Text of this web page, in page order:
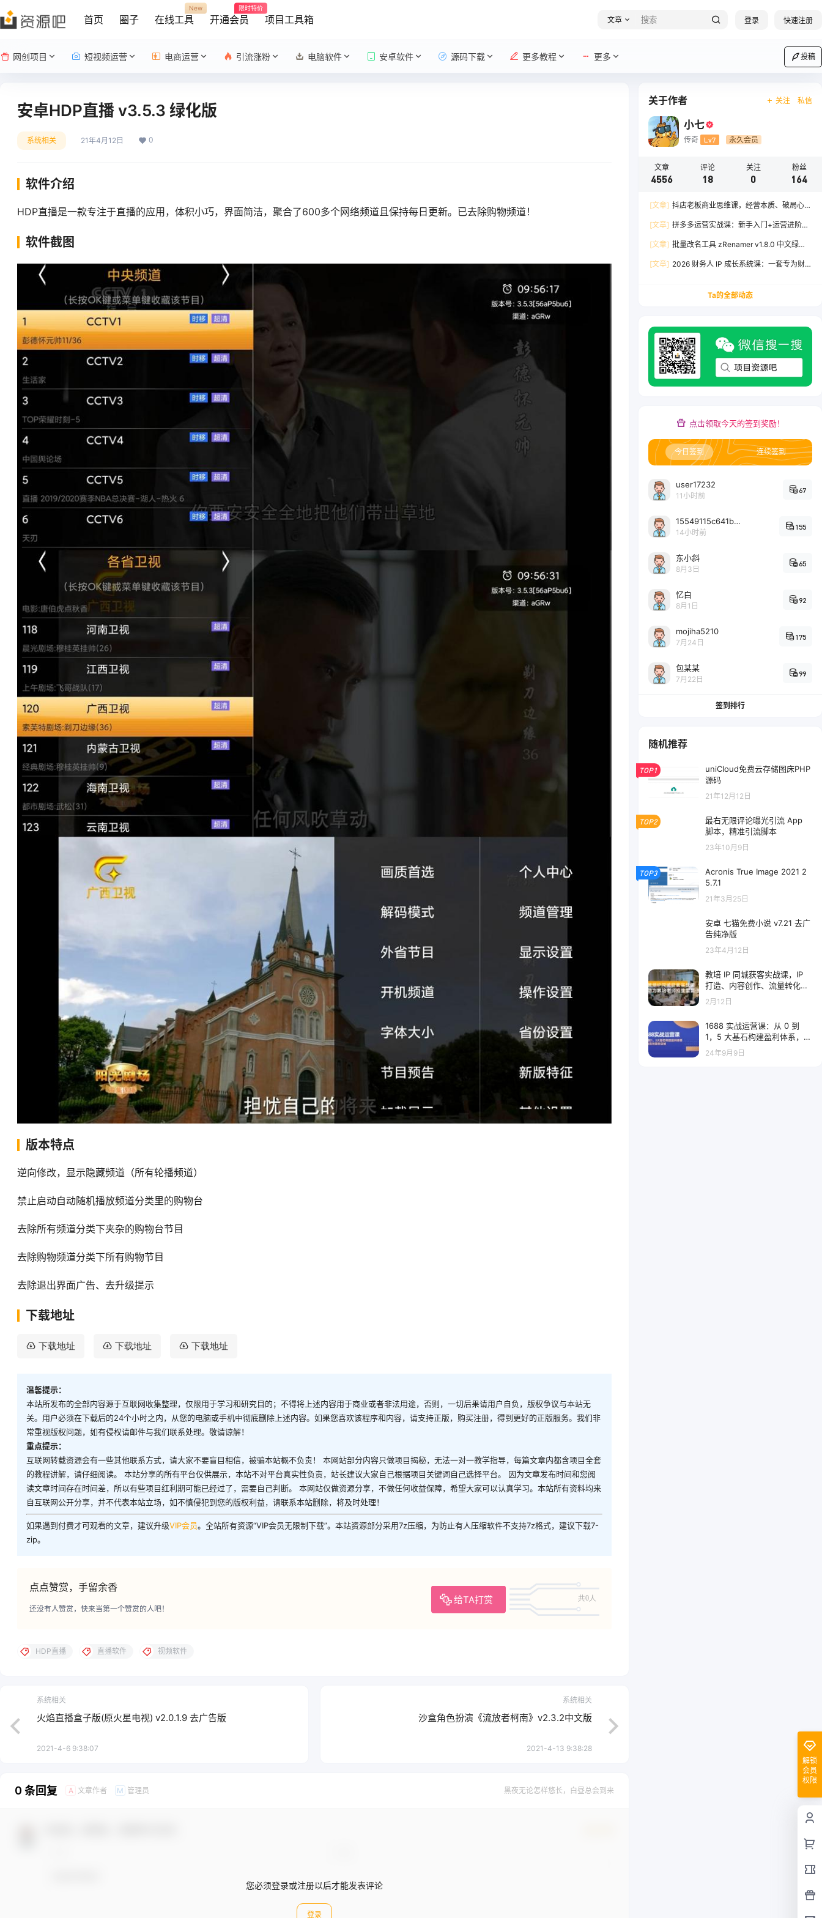
首页 圈子 在线工具
New
开通会员
限时特价
项目工具箱 文章 登录 快速注册
网创项目 短视频运营 电商运营 引流涨粉 电脑软件 安卓软件 源码下载 更多教程 更多 投稿
安卓HDP直播 v3.5.3 绿化版
系统相关 21年4月12日 0
软件介绍
HDP直播是一款专注于直播的应用，体积小巧，界面简洁，聚合了600多个网络频道且保持每日更新。已去除购物频道！
软件截图
版本特点
逆向修改，显示隐藏频道（所有轮播频道）
禁止启动自动随机播放频道分类里的购物台
去除所有频道分类下夹杂的购物台节目
去除购物频道分类下所有购物节目
去除退出界面广告、去升级提示
下载地址
下载地址 下载地址 下载地址
温馨提示：
本站所发布的全部内容源于互联网收集整理，仅限用于学习和研究目的；不得将上述内容用于商业或者非法用途，否则，一切后果请用户自负，版权争议与本站无
关。用户必须在下载后的24个小时之内，从您的电脑或手机中彻底删除上述内容。如果您喜欢该程序和内容，请支持正版，购买注册，得到更好的正版服务。我们非
常重视版权问题，如有侵权请邮件与我们联系处理。敬请谅解！
重点提示：
互联网转载资源会有一些其他联系方式，请大家不要盲目相信，被骗本站概不负责！ 本网站部分内容只做项目揭秘，无法一对一教学指导，每篇文章内都含项目全套
的教程讲解，请仔细阅读。 本站分享的所有平台仅供展示，本站不对平台真实性负责，站长建议大家自己根据项目关键词自己选择平台。 因为文章发布时间和您阅
读文章时间存在时间差，所以有些项目红利期可能已经过了，需要自己判断。 本网站仅做资源分享，不做任何收益保障，希望大家可以认真学习。本站所有资料均来
自互联网公开分享，并不代表本站立场，如不慎侵犯到您的版权利益，请联系本站删除，将及时处理！
如果遇到付费才可观看的文章，建议升级VIP会员。全站所有资源“VIP会员无限制下载”。本站资源部分采用7z压缩，为防止有人压缩软件不支持7z格式，建议下载7-
zip。
点点赞赏，手留余香
给TA打赏 共0人
还没有人赞赏，快来当第一个赞赏的人吧！
HDP直播 直播软件 视频软件
系统相关
火焰直播盒子版(原火星电视) v2.0.1.9 去广告版
2021-4-6 9:38:07
系统相关
沙盒角色扮演《流放者柯南》v2.3.2中文版
2021-4-13 9:38:28
0 条回复 A 文章作者 M 管理员 黑夜无论怎样悠长，白昼总会到来
您必须登录或注册以后才能发表评论
登录
关于作者 关注 私信
小七
传奇 Lv7 永久会员
文章
4556
评论
18
关注
0
粉丝
164
[文章] 抖店老板商业思维课，经营本质、破局心
增
[文章] 拼多多运营实战课：新手入门+运营进阶、
出百单
[文章] 批量改名工具 zRenamer v1.8.0 中文绿色
[文章] 2026 财务人 IP 成长系统课：一套专为财
Ta的全部动态
点击领取今天的签到奖励！
今日签到 连续签到
user17232
11小时前
67
15549115c641bc6524e64d1d800349ec7396
14小时前
155
东小斜
8月3日
65
忆白
8月1日
92
mojiha5210
7月24日
175
包某某
7月22日
99
签到排行
随机推荐
TOP1
uniCloud免费云存储图床PHP
源码
21年12月12日
TOP2
最右无限评论曝光引流 App
脚本，精准引流脚本
23年10月9日
TOP3
Acronis True Image 2021 2
5.7.1
21年3月25日
安卓 七猫免费小说 v7.21 去广
告纯净版
23年4月12日
教培 IP 同城获客实战课，IP
打造、内容创作、流量转化，
0 基础入门，助力教培老师实
现招生量翻倍
2月12日
1688 实战运营课：从 0 到
1，5 大基石构建盈利体系，打
造高效盈利店铺
24年9月9日
解锁
会员
权限